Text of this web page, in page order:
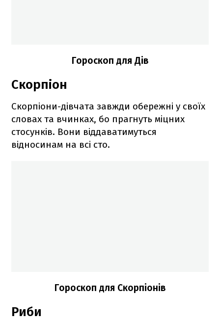
Гороскоп для Дів
Скорпіон
Скорпіони-дівчата завжди обережні у своїх
словах та вчинках, бо прагнуть міцних
стосунків. Вони віддаватимуться
відносинам на всі сто.
Гороскоп для Скорпіонів
Риби